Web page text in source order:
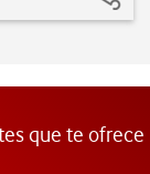
que te ofrece